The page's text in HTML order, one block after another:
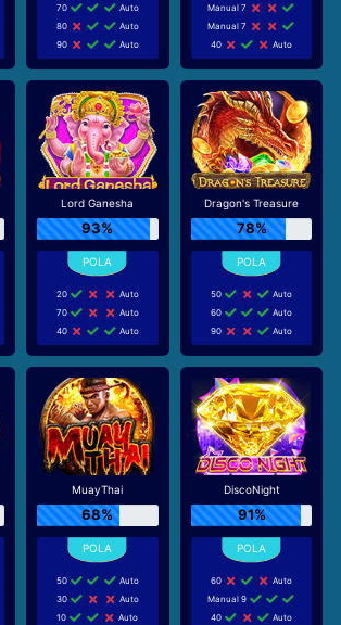
70
Auto
80
Auto
90
Auto
Manual 7
Manual 7
40
Auto
Lord Ganesha
93%
20
Auto
70
Auto
40
Auto
Dragon's Treasure
78%
50
Auto
60
Auto
90
Auto
MuayThai
68%
50
Auto
30
Auto
10
Auto
DiscoNight
91%
60
Auto
Manual 9
40
Auto